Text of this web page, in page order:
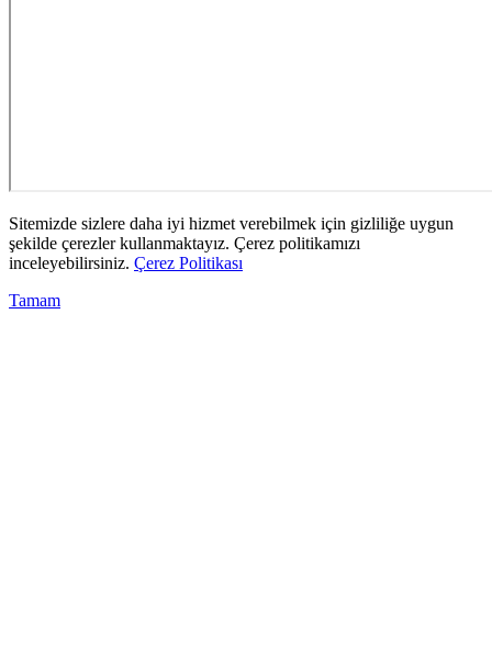
Sitemizde sizlere daha iyi hizmet verebilmek için gizliliğe uygun
şekilde çerezler kullanmaktayız. Çerez politikamızı
inceleyebilirsiniz. Çerez Politikası
Tamam